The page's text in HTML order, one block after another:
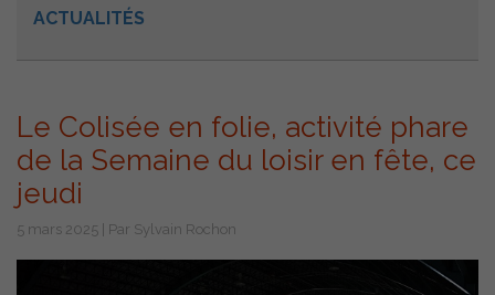
ACTUALITÉS
Le Colisée en folie, activité phare
de la Semaine du loisir en fête, ce
jeudi
5 mars 2025 | Par Sylvain Rochon